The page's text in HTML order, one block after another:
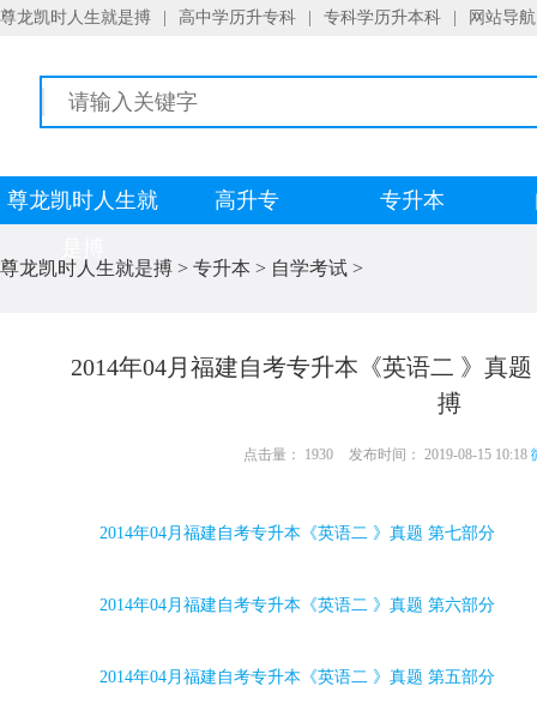
尊龙凯时人生就是搏 高中学历升专科 专科学历升本科 网站导航
尊龙凯时人生就
高升专 专升本
尊龙凯时人生就是搏 > 专升本 > 自学考试 >
2014年04月福建自考专升本《英语二 》真
搏
点击量： 1930 发布时间： 2019-08-15 10:18
2014年04月福建自考专升本《英语二 》真题 第七部分
2014年04月福建自考专升本《英语二 》真题 第六部分
2014年04月福建自考专升本《英语二 》真题 第五部分